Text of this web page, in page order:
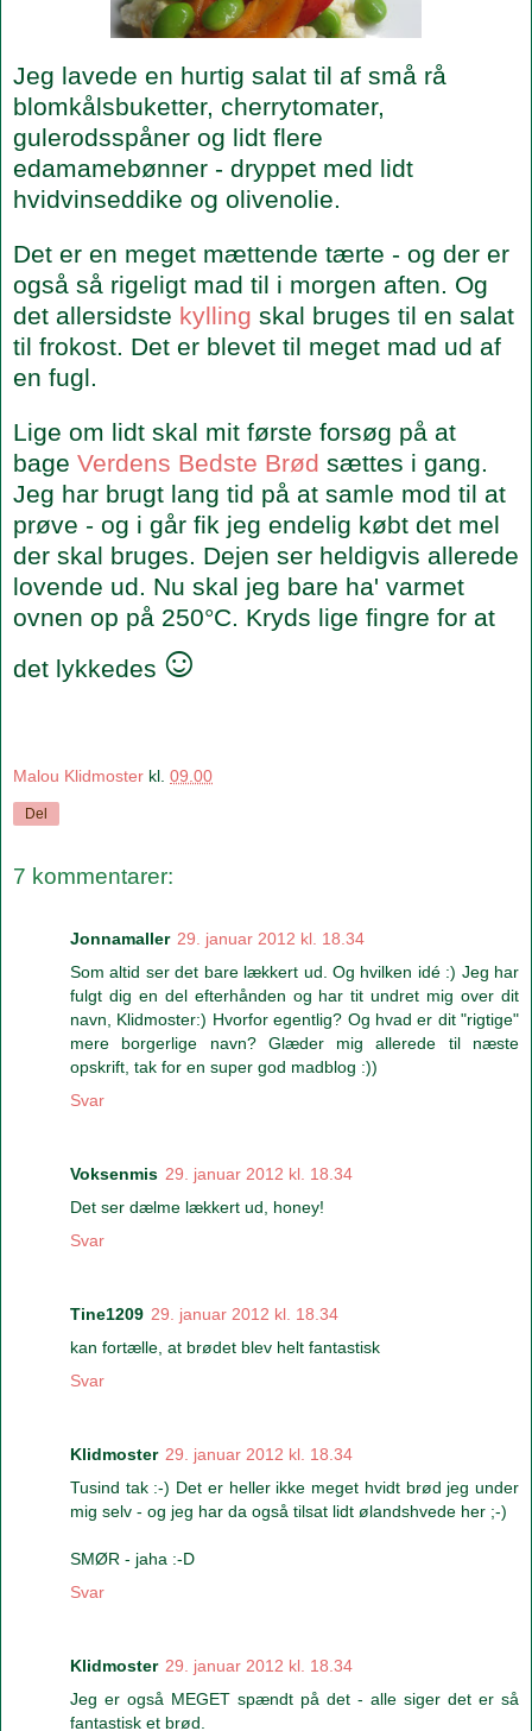
Jeg lavede en hurtig salat til af små rå
blomkålsbuketter, cherrytomater,
gulerodsspåner og lidt flere
edamamebønner - dryppet med lidt
hvidvinseddike og olivenolie.
Det er en meget mættende tærte - og der er
også så rigeligt mad til i morgen aften. Og
det allersidste kylling skal bruges til en salat
til frokost. Det er blevet til meget mad ud af
en fugl.
Lige om lidt skal mit første forsøg på at
bage Verdens Bedste Brød sættes i gang.
Jeg har brugt lang tid på at samle mod til at
prøve - og i går fik jeg endelig købt det mel
der skal bruges. Dejen ser heldigvis allerede
lovende ud. Nu skal jeg bare ha' varmet
ovnen op på 250°C. Kryds lige fingre for at
det lykkedes ☺
Malou Klidmoster kl. 09.00
Del
7 kommentarer:
Jonnamaller 29. januar 2012 kl. 18.34
Som altid ser det bare lækkert ud. Og hvilken idé :) Jeg har
fulgt dig en del efterhånden og har tit undret mig over dit
navn, Klidmoster:) Hvorfor egentlig? Og hvad er dit "rigtige"
mere borgerlige navn? Glæder mig allerede til næste
opskrift, tak for en super god madblog :))
Svar
Voksenmis 29. januar 2012 kl. 18.34
Det ser dælme lækkert ud, honey!
Svar
Tine1209 29. januar 2012 kl. 18.34
kan fortælle, at brødet blev helt fantastisk
Svar
Klidmoster 29. januar 2012 kl. 18.34
Tusind tak :-) Det er heller ikke meget hvidt brød jeg under
mig selv - og jeg har da også tilsat lidt ølandshvede her ;-)
SMØR - jaha :-D
Svar
Klidmoster 29. januar 2012 kl. 18.34
Jeg er også MEGET spændt på det - alle siger det er så
fantastisk et brød.